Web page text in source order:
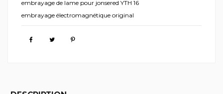
embrayage de lame pour jonsered YTH 16
embrayage électromagnétique original